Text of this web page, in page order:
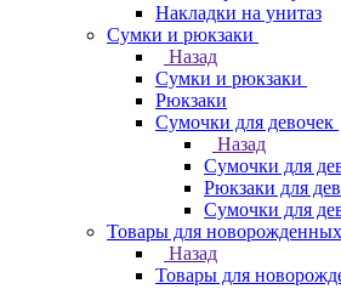
Накладки на унитаз
Сумки и рюкзаки
Назад
Сумки и рюкзаки
Рюкзаки
Сумочки для девочек
Назад
Сумочки для
Рюкзаки для
Сумочки для
Товары для новорожденных
Назад
Товары для